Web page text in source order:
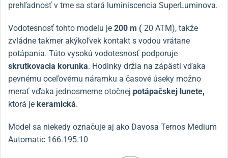
prehľadnosť v tme sa stará luminiscencia SuperLuminova.
Vodotesnosť tohto modelu je 200 m ( 20 ATM), takže
zvládne takmer akýkoľvek kontakt s vodou vrátane
potápania. Túto vysokú vodotesnosť podporuje
skrutkovacia korunka. Hodinky držia na zápästí vďaka
pevnému oceľovému náramku a časové úseky možno
merať vďaka jednosmerne otočnej potápačskej lunete,
ktorá je keramická.
Model sa niekedy označuje aj ako Davosa Ternos Medium
Automatic 166.195.10